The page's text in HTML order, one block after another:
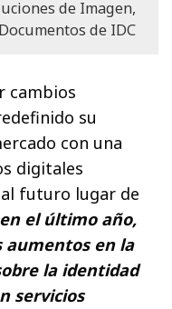
de Imagen,
de IDC
cambios
su
con una
digitales
futuro lugar de
el último año,
aumentos en la
la identidad
servicios